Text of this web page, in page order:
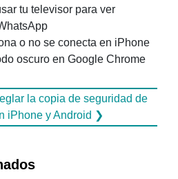
tu televisor para ver
o no se conecta en iPhone
oscuro en Google Chrome
la copia de seguridad de
iPhone y Android ❯